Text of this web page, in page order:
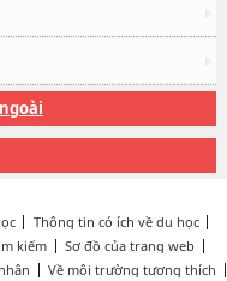
Thông tin có ích về du học
kiếm
Sơ đồ của trang web
Về môi trường tương thích